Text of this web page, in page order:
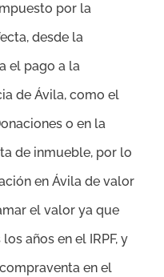
por la
desde la
el pago a la
de Ávila, como el
o en la
de inmueble, por lo
en Ávila de valor
el valor ya que
años en el IRPF, y
en el